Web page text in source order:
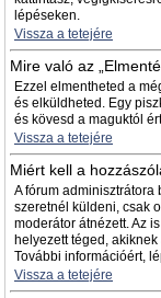
lépéseken.
Vissza a tetejére
Mire való az
Ezzel elmentheted a
és elküldheted. Egy
és kövesd a maguktól
Vissza a tetejére
Miért kell a
A fórum
szeretnél küldeni, csak
moderátor átnézett. Az
helyezett téged,
További információért,
Vissza a tetejére